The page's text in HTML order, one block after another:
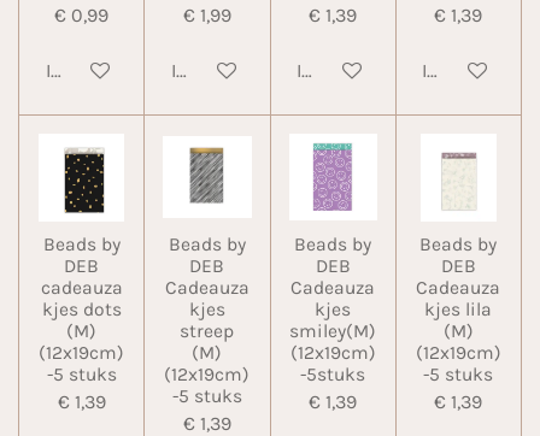
€ 0,99
In winkelwagen
€ 1,99
In winkelwagen
€ 1,39
In winkelwagen
€ 1,39
In
Beads by
DEB
cadeauza
kjes dots
(M)
(12x19cm)
-5 stuks
€ 1,39
Beads by
DEB
Cadeauza
kjes
streep
(M)
(12x19cm)
-5 stuks
€ 1,39
Beads by
DEB
Cadeauza
kjes
smiley(M)
(12x19cm)
-5stuks
€ 1,39
Beads by
DEB
Cadeauza
kjes lila
(M)
(12x19cm)
-5 stuks
€ 1,39